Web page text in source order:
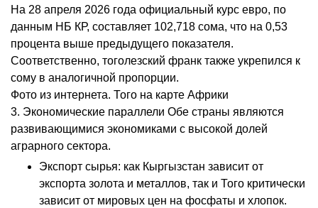
На 28 апреля 2026 года официальный курс евро, по
данным НБ КР, составляет 102,718 сома, что на 0,53
процента выше предыдущего показателя.
Соответственно, тоголезский франк также укрепился к
сому в аналогичной пропорции.
Фото из интернета. Того на карте Африки
3. Экономические параллели Обе страны являются
развивающимися экономиками с высокой долей
аграрного сектора.
Экспорт сырья: как Кыргызстан зависит от
экспорта золота и металлов, так и Того критически
зависит от мировых цен на фосфаты и хлопок.